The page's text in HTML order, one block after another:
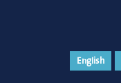
English